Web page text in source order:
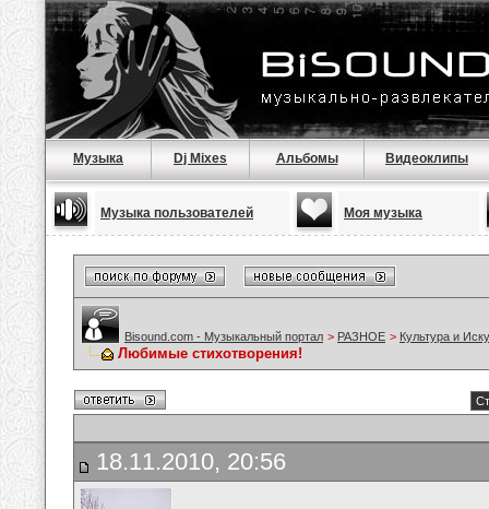
Музыка Dj Mixes Альбомы Видеоклипы
Музыка пользователей Моя музыка
Bisound.com - Музыкальный портал > РАЗНОЕ > Культура и
Любимые стихотворения!
18.11.2010, 20:56